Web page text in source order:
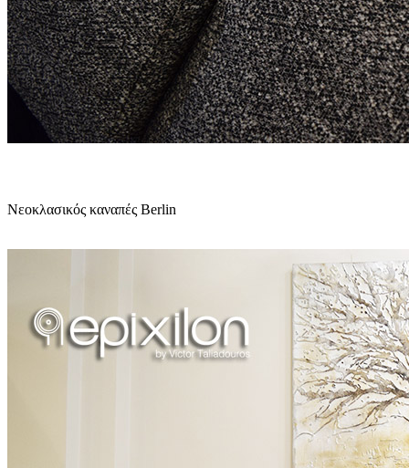
Νεοκλασικός καναπές Berlin